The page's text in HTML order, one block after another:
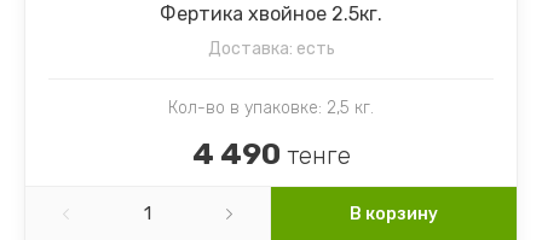
Фертика хвойное 2.5кг.
Доставка: есть
Кол-во в упаковке: 2,5 кг.
4 490 тенге
В корзину